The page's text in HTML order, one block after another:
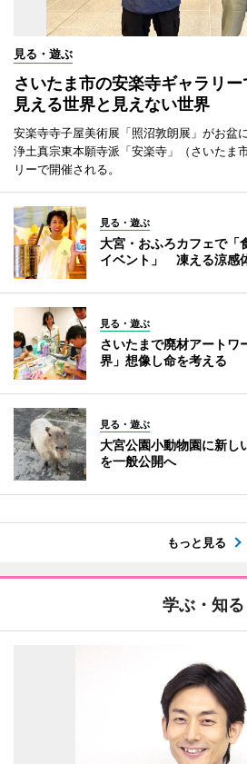
見る・遊ぶ
さいたま市の安楽寺ギャラリ
見える世界と見えない世界
安楽寺寺子屋美術展「照沼敦朗展」がお盆
浄土真宗東本願寺派「安楽寺」（さいたま
リーで開催される。
見る・遊ぶ
大宮・おふろカフェで「
イベント」 凍える涼感
見る・遊ぶ
さいたまで廃材アート
界」想像し命を考える
見る・遊ぶ
大宮公園小動物園に新
を一般公開へ
もっと見る
学ぶ・知る